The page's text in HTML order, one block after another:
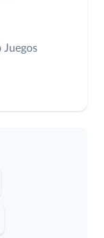
Juegos